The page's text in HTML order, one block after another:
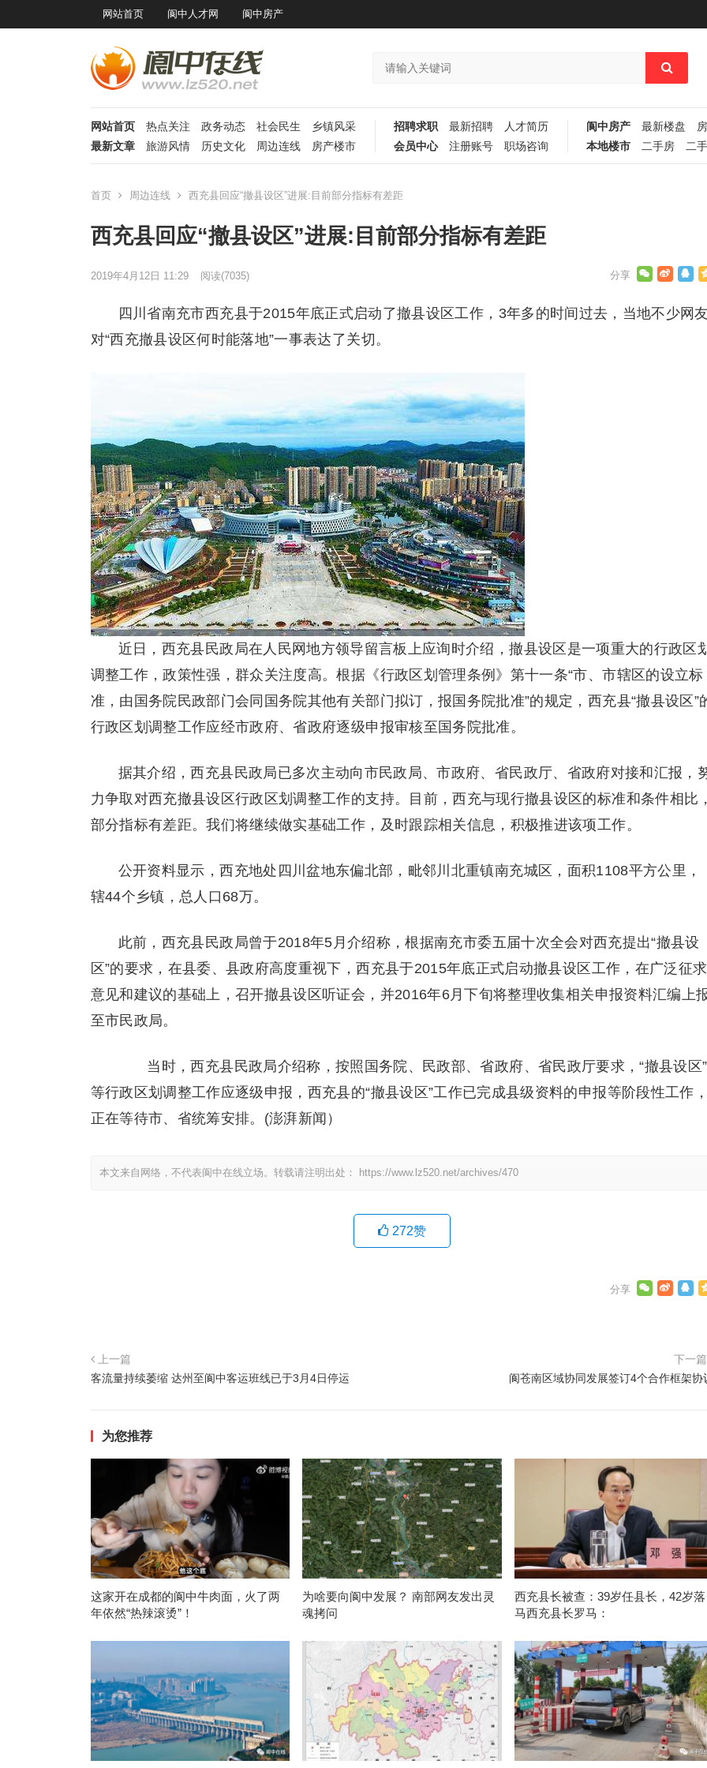
网站首页 阆中人才网 阆中房产
网站首页 热点关注 政务动态 社会民生
乡镇风采
最新文章
旅游风情 历史文化 周边连线 房产楼市
招聘求职 最新招聘
人才简历
会员中心
注册账号 职场咨询
阆中房产 最新楼盘
本地楼市
二手房 二
首页 周边连线 西充县回应“撤县设区”进展:目前部分指标有差距
西充县回应“撤县设区”进展:目前部分指标有差距
2019年4月12日 11:29 阅读(7035)
四川省南充市西充县于2015年底正式启动了撤县设区工作，3年多的时间过去，当地不少网友
对“西充撤县设区何时能落地”一事表达了关切。
近日，西充县民政局在人民网地方领导留言板上应询时介绍，撤县设区是一项重大的行政区
调整工作，政策性强，群众关注度高。根据《行政区划管理条例》第十一条“市、市辖区的设立标
准，由国务院民政部门会同国务院其他有关部门拟订，报国务院批准”的规定，西充县“撤县设区”
行政区划调整工作应经市政府、省政府逐级申报审核至国务院批准。
据其介绍，西充县民政局已多次主动向市民政局、市政府、省民政厅、省政府对接和汇报，
力争取对西充撤县设区行政区划调整工作的支持。目前，西充与现行撤县设区的标准和条件相比，
部分指标有差距。我们将继续做实基础工作，及时跟踪相关信息，积极推进该项工作。
公开资料显示，西充地处四川盆地东偏北部，毗邻川北重镇南充城区，面积1108平方公里，
辖44个乡镇，总人口68万。
此前，西充县民政局曾于2018年5月介绍称，根据南充市委五届十次全会对西充提出“撤县设
区”的要求，在县委、县政府高度重视下，西充县于2015年底正式启动撤县设区工作，在广泛征求
意见和建议的基础上，召开撤县设区听证会，并2016年6月下旬将整理收集相关申报资料汇编上
至市民政局。
当时，西充县民政局介绍称，按照国务院、民政部、省政府、省民政厅要求，“撤县设区”
等行政区划调整工作应逐级申报，西充县的“撤县设区”工作已完成县级资料的申报等阶段性工作，
正在等待市、省统筹安排。(澎湃新闻）
本文来自网络，不代表阆中在线立场。转载请注明出处： https://www.lz520.net/archives/470
272赞
上一篇
客流量持续萎缩 达州至阆中客运班线已于3月4日停运
下一篇
阆苍南区域协同发展签订4个合作框架协
为您推荐
这家开在成都的阆中牛肉面，火了两
年依然“热辣滚烫”！
为啥要向阆中发展？ 南部网友发出灵
魂拷问
西充县长被查：39岁任县长，42岁落
马西充县长罗马：